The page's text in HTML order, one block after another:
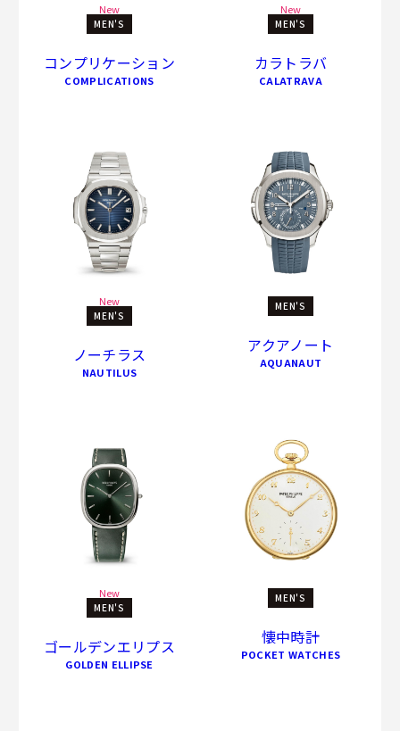
New
MEN'S
コンプリケーション
COMPLICATIONS
New
MEN'S
カラトラバ
CALATRAVA
New
MEN'S
ノーチラス
NAUTILUS
MEN'S
アクアノート
AQUANAUT
New
MEN'S
ゴールデンエリプス
GOLDEN ELLIPSE
MEN'S
懐中時計
POCKET WATCHES